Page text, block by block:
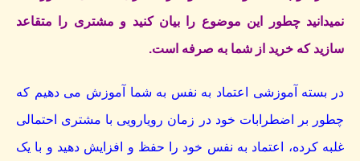
نمیدانید چطور این موضوع را بیان کنید و مشتری را متقاعد
سازید که خرید از شما به صرفه است.
در بسته آموزشی اعتماد به نفس به شما آموزش می دهیم که
چطور بر اضطرابات خود در زمان رویارویی با مشتری احتمالی
غلبه کرده، اعتماد به نفس خود را حفظ و افزایش دهید و با یک